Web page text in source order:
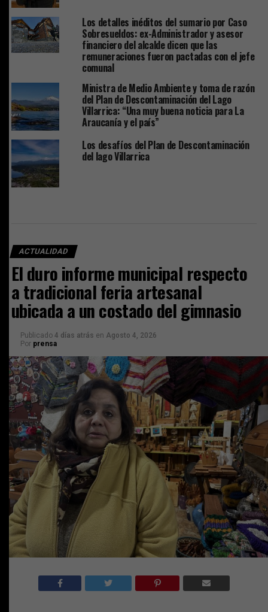
Los detalles inéditos del sumario por Caso
Sobresueldos: ex-Administrador y asesor
financiero del alcalde dicen que las
remuneraciones fueron pactadas con el jefe
comunal
Ministra de Medio Ambiente y toma de razón
del Plan de Descontaminación del Lago
Villarrica: “Una muy buena noticia para La
Araucanía y el país”
Los desafíos del Plan de Descontaminación
del lago Villarrica
ACTUALIDAD
El duro informe municipal respecto
a tradicional feria artesanal
ubicada a un costado del gimnasio
Publicado 4 días atrás en Agosto 4, 2026
Por prensa